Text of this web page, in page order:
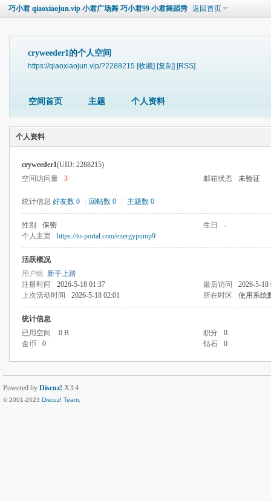
巧小君 qiaoxiaojun.vip 小君广场舞 巧小君99 小君舞蹈秀 返回首页
cryweeder1的个人空间
https://qiaoxiaojun.vip/?2288215 [收藏] [复制] [RSS]
空间首页 主题 个人资料
个人资料
cryweeder1(UID: 2288215)
空间访问量
3 邮箱状态 未验证
统计信息 好友数 0 回帖数 0 主题数 0
性别 保密 生日
-
个人主页
https://to-portal.com/energypump9
活跃概况
用户组 新手上路
注册时间
2026-5-18 01:37 最后访问
2026-5-18
上次活动时间
2026-5-18 02:01 所在时区 使用系统
统计信息
已用空间
0 B 积分
0
金币
0 钻石 0
Powered by Discuz! X3.4
© 2001-2023 Discuz! Team